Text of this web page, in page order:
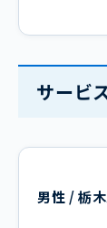
サービ
男性 / 栃